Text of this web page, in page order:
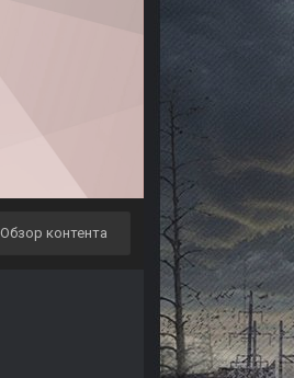
Обзор контента